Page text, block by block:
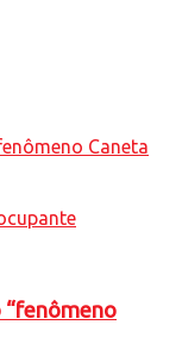
“fenômeno